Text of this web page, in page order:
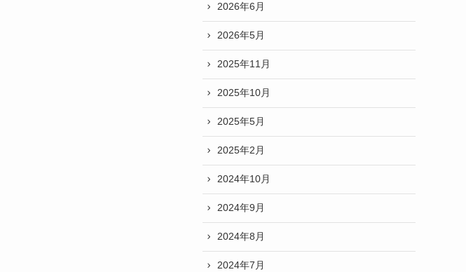
2026年6月
2026年5月
2025年11月
2025年10月
2025年5月
2025年2月
2024年10月
2024年9月
2024年8月
2024年7月